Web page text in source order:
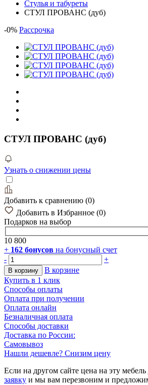
Стулья и табуреты
СТУЛ ПРОВАНС (дуб)
-0% Рассрочка
СТУЛ ПРОВАНС (дуб)
Узнать о снижении цены
Добавить к сравнению (0)
Добавить в Избранное (0)
Подарков на выбор
10 800
+ 162 бонусов на бонусный счет
-
+
В корзину
В корзине
Купить в 1 клик
Способы оплаты
Оплата при получении
Оплата онлайн
Безналичная оплата
Способы доставки
Доставка по России:
Самовывоз
Нашли дешевле? Снизим цену
Если на другом сайте цена на эту
заявку и мы вам перезвоним и